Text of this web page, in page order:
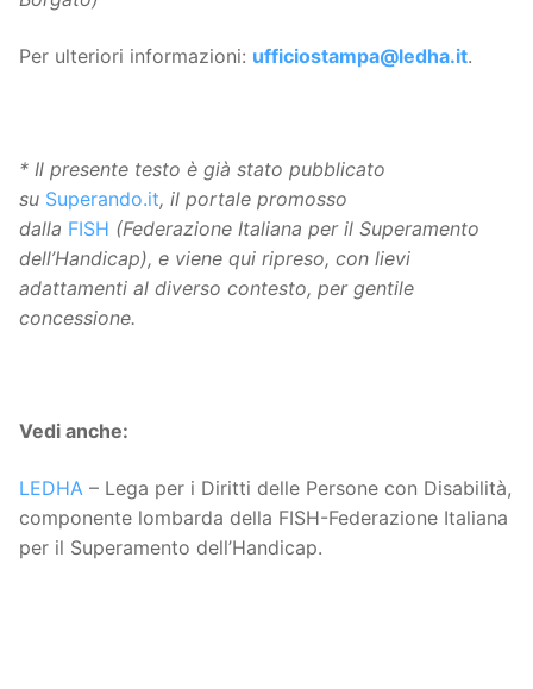
Per ulteriori informazioni: ufficiostampa@ledha.it.
* Il presente testo è già stato pubblicato
su Superando.it, il portale promosso
dalla FISH (Federazione Italiana per il Superamento
dell’Handicap), e viene qui ripreso, con lievi
adattamenti al diverso contesto, per gentile
concessione.
Vedi anche:
LEDHA – Lega per i Diritti delle Persone con Disabilità,
componente lombarda della FISH-Federazione Italiana
per il Superamento dell’Handicap.